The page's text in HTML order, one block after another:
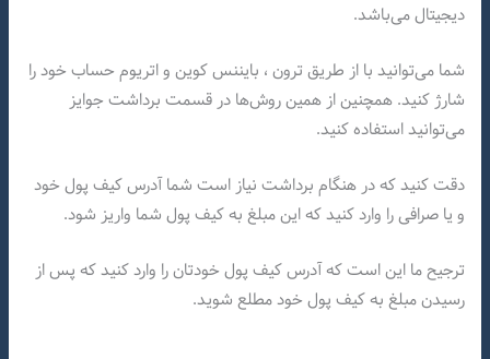
دیجیتال می‌باشد.
شما می‌توانید با از طریق ترون ، بایننس کوین و اتریوم حساب خود را
شارژ کنید. همچنین از همین روش‌ها در قسمت برداشت جوایز
می‌توانید استفاده کنید.
دقت کنید که در هنگام برداشت نیاز است شما آدرس کیف پول خود
و یا صرافی را وارد کنید که این مبلغ به کیف پول شما واریز شود.
ترجیح ما این است که آدرس کیف پول خودتان را وارد کنید که پس از
رسیدن مبلغ به کیف پول خود مطلع شوید.